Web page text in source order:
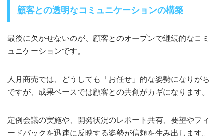
顧客との透明なコミュニケーションの構築
最後に欠かせないのが、顧客とのオープンで継続的なコミ
ュニケーションです。
人月商売では、どうしても「お任せ」的な姿勢になりがち
ですが、成果ベースでは顧客との共創がカギになります。
定例会議の実施や、開発状況のレポート共有、要望やフィ
ードバックを迅速に反映する姿勢が信頼を生み出します。